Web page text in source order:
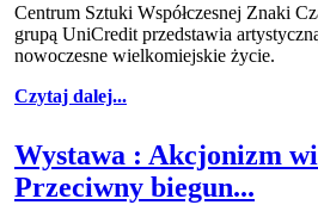
Centrum Sztuki Współczesnej Znaki
grupą UniCredit przedstawia
nowoczesne wielkomiejskie życie.
Czytaj dalej...
Wystawa : Akcjonizm
Przeciwny biegun...